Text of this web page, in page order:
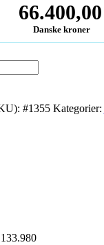
66.400,00
Danske kroner
#1355 Kategorier: